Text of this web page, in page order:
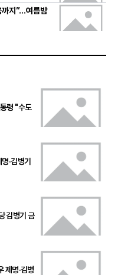
까지”…여름밤
령 "수도
·김병기
김병기 금
제명·김병